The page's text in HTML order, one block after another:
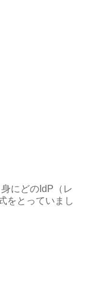
にどのIdP（レ
をとっていまし